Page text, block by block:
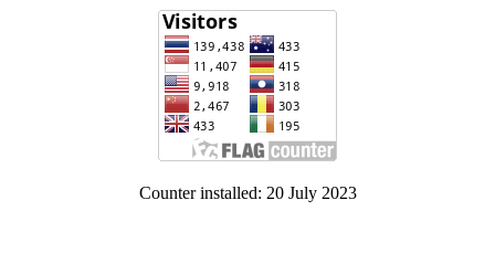
Counter installed: 20 July 2023